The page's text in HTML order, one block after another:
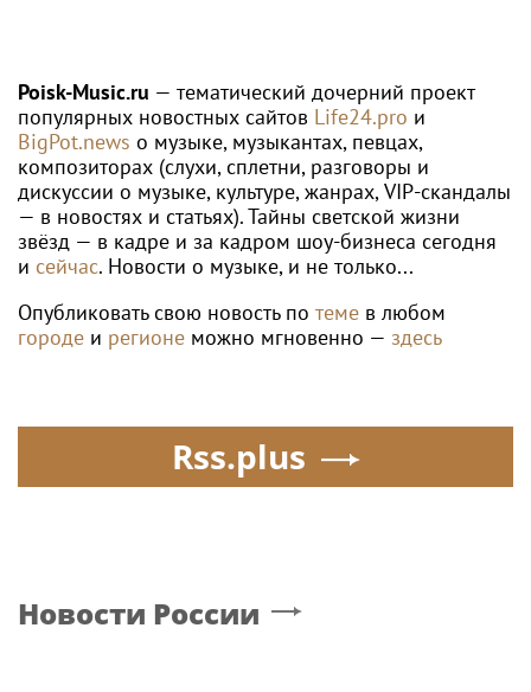
Poisk-Music.ru — тематический дочерний проект
популярных новостных сайтов Life24.pro и
BigPot.news о музыке, музыкантах, певцах,
композиторах (слухи, сплетни, разговоры и
дискуссии о музыке, культуре, жанрах, VIP-скандалы
— в новостях и статьях). Тайны светской жизни
звёзд — в кадре и за кадром шоу-бизнеса сегодня
и сейчас. Новости о музыке, и не только...
Опубликовать свою новость по теме в любом
городе и регионе можно мгновенно — здесь
Rss.plus
Новости России